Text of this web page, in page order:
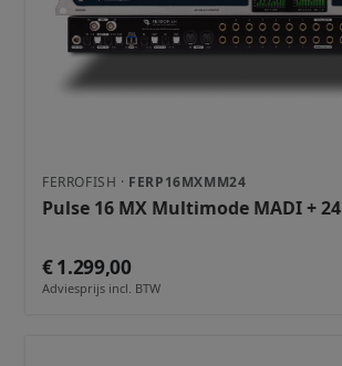
FERROFISH · FERP16MXMM24
Pulse 16 MX Multimode MADI + 24
€ 1.299,00
Adviesprijs incl. BTW